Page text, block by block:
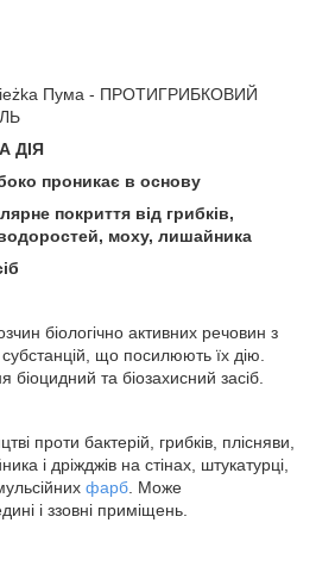
Пума - ПРОТИГРИБКОВИЙ
ДІЯ
проникає в основу
покриття від грибків,
моху, лишайника
біологічно активних речовин з
що посилюють їх дію.
біоцидний та біозахисний засіб.
проти бактерій, грибків, плісняви,
і дріжджів на стінах, штукатурці,
фарб . Може
і ззовні приміщень.